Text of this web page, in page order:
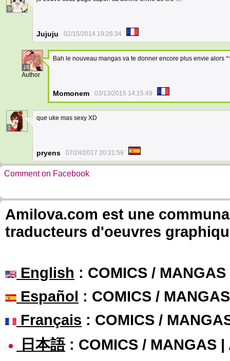
9
Jujuju 02/15/2014 19:26:34
16
Author
Bah le nouveau mangas va te donner encore plus envie alors
Momonem 03/13/2015 14:15:49
1
que uke mas sexy XD
pryens 07/24/2017 20:31:59
Comment on Facebook
Amilova.com est une
traducteurs d'oeuvres
English : COMICS /
Español : COMICS /
Français : COMICS /
日本語: COMICS / MANGAS |